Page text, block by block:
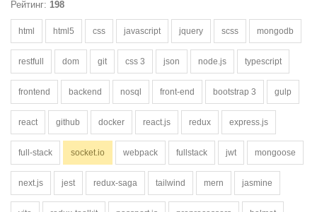
Рейтинг: 198
html html5 css javascript jquery scss mongodb
restfull dom git css 3 json node.js typescript
frontend backend nosql front-end bootstrap 3 gulp
react github docker react.js redux express.js
full-stack socket.io webpack fullstack jwt mongoose
next.js jest redux-saga tailwind mern jasmine